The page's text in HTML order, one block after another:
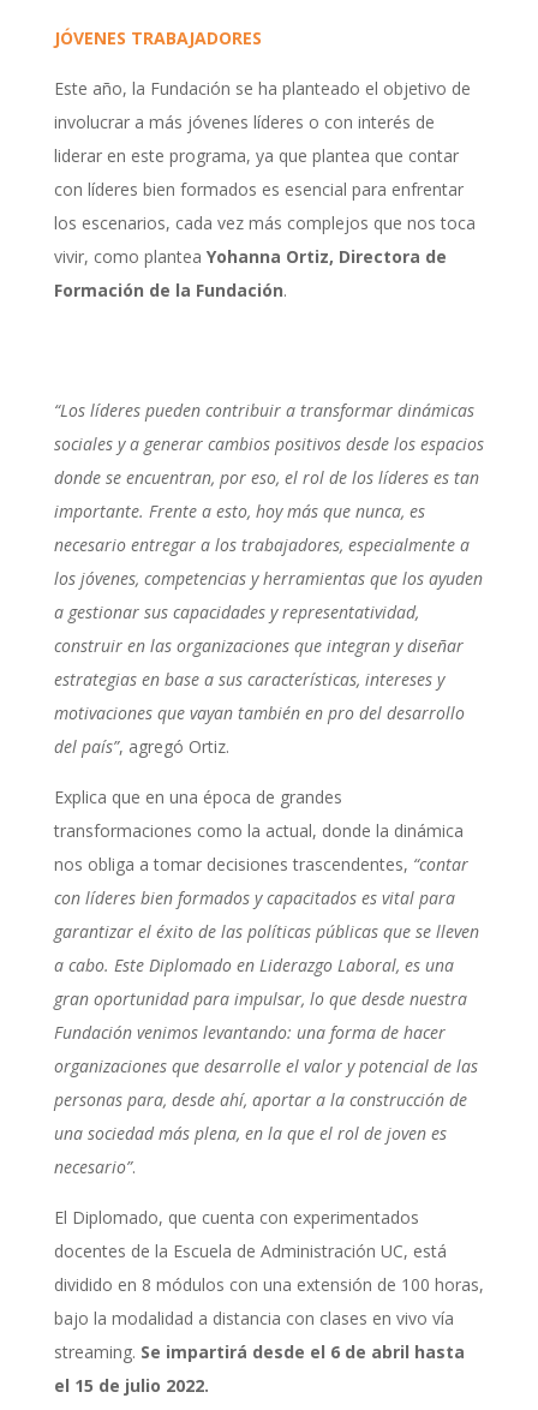
JÓVENES TRABAJADORES
Este año, la Fundación se ha planteado el objetivo de
involucrar a más jóvenes líderes o con interés de
liderar en este programa, ya que plantea que contar
con líderes bien formados es esencial para enfrentar
los escenarios, cada vez más complejos que nos toca
vivir, como plantea Yohanna Ortiz, Directora de
Formación de la Fundación.
“Los líderes pueden contribuir a transformar dinámicas
sociales y a generar cambios positivos desde los espacios
donde se encuentran, por eso, el rol de los líderes es tan
importante. Frente a esto, hoy más que nunca, es
necesario entregar a los trabajadores, especialmente a
los jóvenes, competencias y herramientas que los ayuden
a gestionar sus capacidades y representatividad,
construir en las organizaciones que integran y diseñar
estrategias en base a sus características, intereses y
motivaciones que vayan también en pro del desarrollo
del país”, agregó Ortiz.
Explica que en una época de grandes
transformaciones como la actual, donde la dinámica
nos obliga a tomar decisiones trascendentes, “contar
con líderes bien formados y capacitados es vital para
garantizar el éxito de las políticas públicas que se lleven
a cabo. Este Diplomado en Liderazgo Laboral, es una
gran oportunidad para impulsar, lo que desde nuestra
Fundación venimos levantando: una forma de hacer
organizaciones que desarrolle el valor y potencial de las
personas para, desde ahí, aportar a la construcción de
una sociedad más plena, en la que el rol de joven es
necesario”.
El Diplomado, que cuenta con experimentados
docentes de la Escuela de Administración UC, está
dividido en 8 módulos con una extensión de 100 horas,
bajo la modalidad a distancia con clases en vivo vía
streaming. Se impartirá desde el 6 de abril hasta
el 15 de julio 2022.